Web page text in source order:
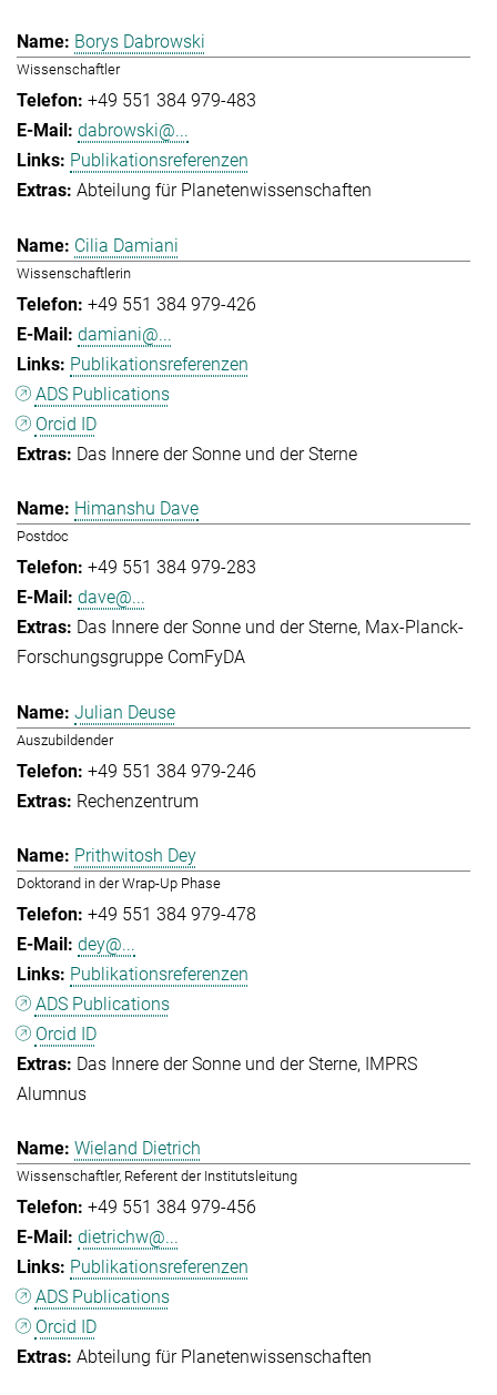
Borys Dabrowski
Wissenschaftler
+49 551 384 979-483
dabrowski@...
Publikationsreferenzen
Abteilung für Planetenwissenschaften
Cilia Damiani
Wissenschaftlerin
+49 551 384 979-426
damiani@...
Publikationsreferenzen
ADS Publications
Orcid ID
Das Innere der Sonne und der Sterne
Himanshu Dave
Postdoc
+49 551 384 979-283
dave@...
Das Innere der Sonne und der Sterne Max-Planck-
Forschungsgruppe ComFyDA
Julian Deuse
Auszubildender
+49 551 384 979-246
Rechenzentrum
Prithwitosh Dey
Doktorand in der Wrap-Up Phase
+49 551 384 979-478
dey@...
Publikationsreferenzen
ADS Publications
Orcid ID
Das Innere der Sonne und der Sterne IMPRS
Alumnus
Wieland Dietrich
Wissenschaftler, Referent der Institutsleitung
+49 551 384 979-456
dietrichw@...
Publikationsreferenzen
ADS Publications
Orcid ID
Abteilung für Planetenwissenschaften